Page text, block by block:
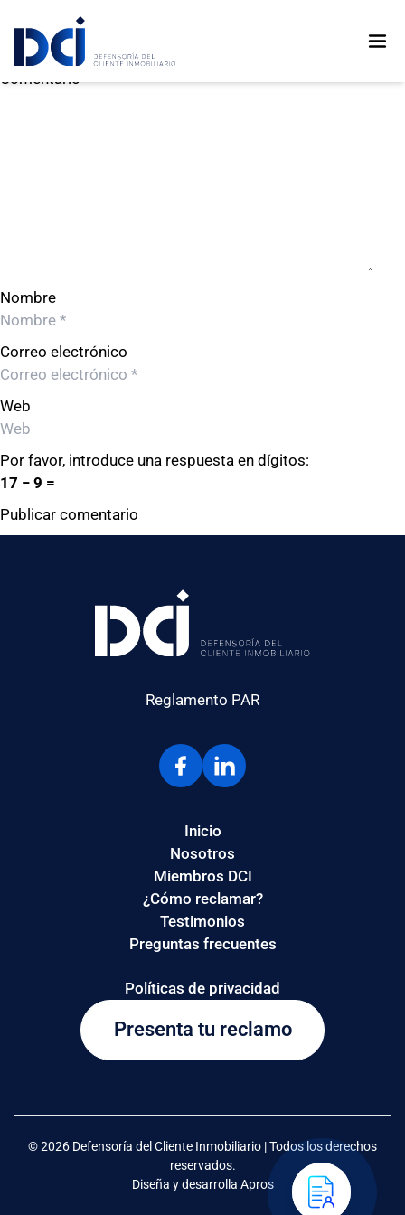
Libre 1 SAC
Deja un comentario
Comentario
Nombre
Correo electrónico
Web
Por favor, introduce una respuesta en dígitos:
17 − 9 =
Reglamento PAR
Presenta tu reclamo
Inicio
Nosotros
Miembros DCI
¿Cómo reclamar?
Testimonios
Preguntas frecuentes
Políticas de privacidad
© 2026 Defensoría del Cliente Inmobiliario | Todos los derechos
reservados.
Diseña y desarrolla Apros